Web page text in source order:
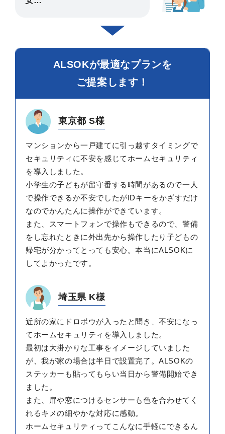
ALSOKが最適なプランを
ご提案します！
東京都 S様
マンションから一戸建てに引っ越すタイミングで
セキュリティに不安を感じてホームセキュリティ
を導入しました。
小学生の子どもが留守番する時間があるので一人
で操作できるか不安でしたがIDキーをかざすだけ
なのでかんたんに操作ができています。
また、スマートフォンで操作もできるので、警備
をし忘れたときに外出先から操作したり子どもの
帰宅が分かってとっても安心。本当にALSOKに
してよかったです。
埼玉県 K様
近所の家にドロボウが入ったと聞き、不安になっ
てホームセキュリティを導入しました。
最初は大掛かりな工事をイメージしていました
が、我が家の場合は半日で設置完了。ALSOKの
ステッカーも貼ってもらい当日から警備開始でき
ました。
また、扉や窓につけるセンサーも色を合わせてく
れるキメの細やかな対応に感動。
ホームセキュリティってこんなに手軽にできるん